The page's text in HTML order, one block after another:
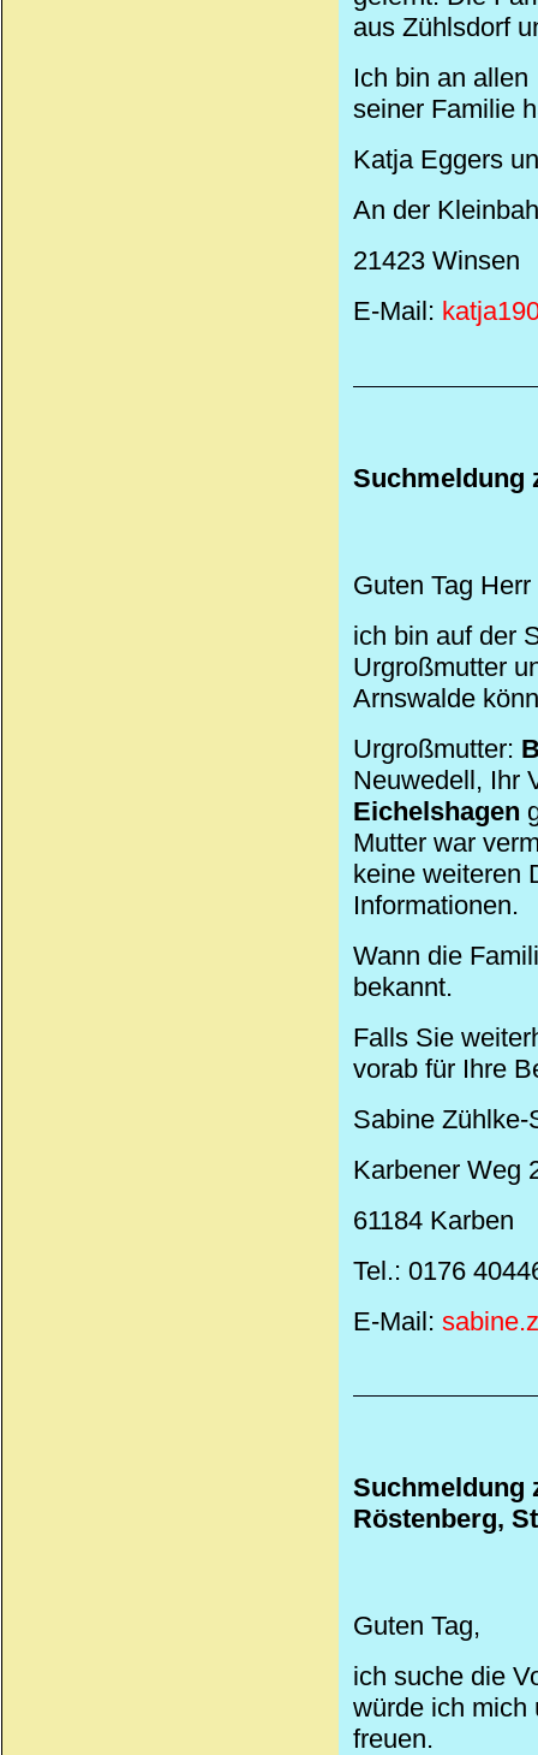
aus Zühlsdorf
Ich bin an
seiner Familie
Katja Eggers
An der
21423 Winsen
E-Mail:
Suchmeldung
Guten Tag
ich bin auf der
Urgroßmutter
Arnswalde
Urgroßmutter:
Neuwedell, Ihr
Eichelshagen
Mutter war
keine weiteren
Informationen.
Wann die
bekannt.
Falls Sie
vorab für Ihre
Sabine Zühlke-
Karbener Weg
61184 Karben
Tel.: 0176
E-Mail:
Suchmeldung
Röstenberg,
Guten Tag,
ich suche die
würde ich mich
freuen.